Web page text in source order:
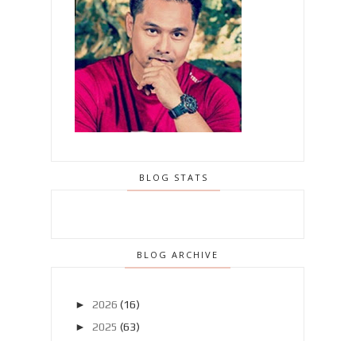
BLOG STATS
BLOG ARCHIVE
► 2026 (16)
► 2025 (63)